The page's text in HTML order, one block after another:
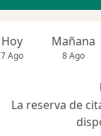
Hoy
7 Ago
Mañana
8 Ago
La reserva de